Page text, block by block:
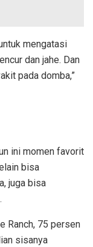
mengatasi
dan jahe. Dan
pada domba,”
ini momen favorit
bisa
juga bisa
Ranch, 75 persen
sisanya